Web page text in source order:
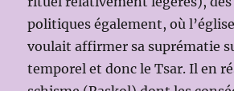
politiques également, où
voulait affirmer sa suprématie
temporel et donc le Tsar. Il en